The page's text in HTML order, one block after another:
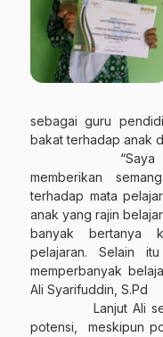
sebagai guru
bakat terhadap anak
memberikan
terhadap mata
anak yang rajin
banyak bertanya
pelajaran. Selain
memperbanyak
Ali Syarifuddin, S.Pd
Lanjut Ali
potensi,
meskipun